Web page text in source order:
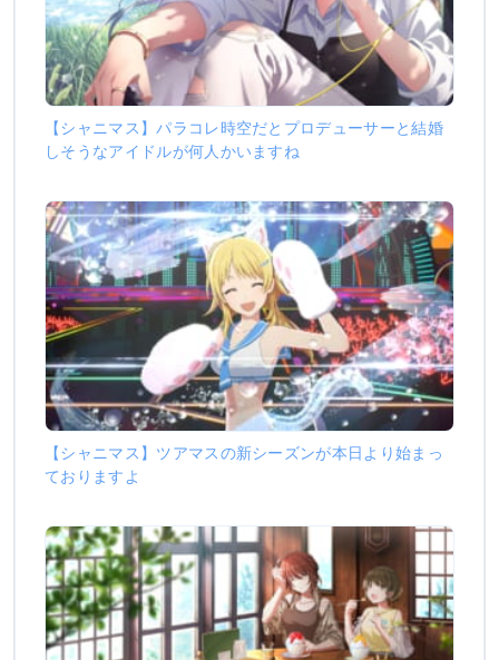
【シャニマス】パラコレ時空だとプロデューサーと結婚
しそうなアイドルが何人かいますね
【シャニマス】ツアマスの新シーズンが本日より始まっ
ておりますよ